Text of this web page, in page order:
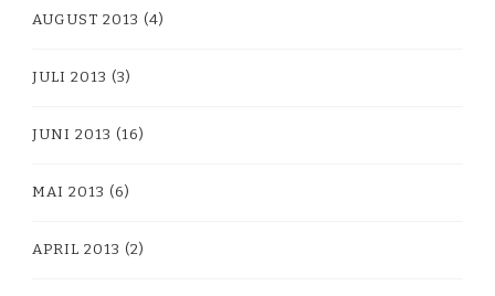
AUGUST 2013 (4)
JULI 2013 (3)
JUNI 2013 (16)
MAI 2013 (6)
APRIL 2013 (2)